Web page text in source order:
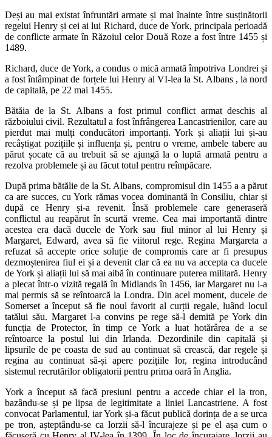
Deși au mai existat înfruntări armate și mai înainte între susținătorii
regelui Henry și cei ai lui Richard, duce de York, principala perioadă
de conflicte armate în Răzoiul celor Două Roze a fost între 1455 și
1489.
Richard, duce de York, a condus o mică armată împotriva Londrei și
a fost întâmpinat de forțele lui Henry al VI-lea la St. Albans , la nord
de capitală, pe 22 mai 1455.
Bătăia de la St. Albans a fost primul conflict armat deschis al
războiului civil. Rezultatul a fost înfrângerea Lancastrienilor, care au
pierdut mai mulți conducători importanți. York și aliații lui și-au
recâștigat pozițiile și influența și, pentru o vreme, ambele tabere au
părut șocate că au trebuit să se ajungă la o luptă armată pentru a
rezolva problemele și au făcut totul pentru reîmpăcare.
După prima bătălie de la St. Albans, compromisul din 1455 a a părut
ca are succes, cu York rămas vocea dominantă în Consiliu, chiar și
după ce Henry și-a revenit. Însă problemele care generaseră
conflictul au reapărut în scurtă vreme. Cea mai importantă dintre
acestea era dacă ducele de York sau fiul minor al lui Henry și
Margaret, Edward, avea să fie viitorul rege. Regina Margareta a
refuzat să accepte orice soluție de compromis care ar fi presupus
dezmoștenirea fiul ei și a devenit clar că ea nu va accepta ca ducele
de York și aliații lui să mai aibă în continuare puterea militară. Henry
a plecat într-o vizită regală în Midlands în 1456, iar Margaret nu i-a
mai permis să se reîntoarcă la Londra. Din acel moment, ducele de
Somerset a început să fie noul favorit al curții regale, luând locul
tatălui său. Margaret l-a convins pe rege să-l demită pe York din
funcția de Protector, în timp ce York a luat hotărârea de a se
reîntoarce la postul lui din Irlanda. Dezordinile din capitală și
lipsurile de pe coasta de sud au continuat să crească, dar regele și
regina au continuat să-și apere pozițiile lor, regina introducând
sistemul recrutărilor obligatorii pentru prima oară în Anglia.
York a început să facă presiuni pentru a accede chiar el la tron,
bazându-se și pe lipsa de legitimitate a liniei Lancastriene. A fost
convocat Parlamentul, iar York și-a făcut publică dorința de a se urca
pe tron, așteptându-se ca lorzii să-l încurajeze și pe el așa cum o